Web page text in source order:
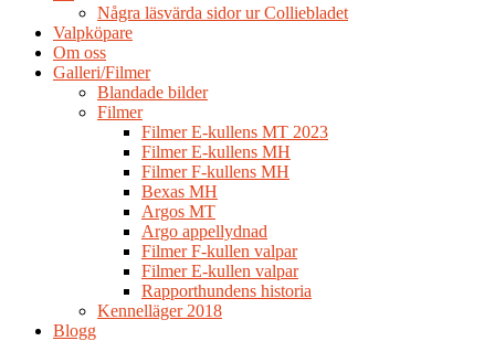
Några läsvärda sidor ur Colliebladet
Valpköpare
Om oss
Galleri/Filmer
Blandade bilder
Filmer
Filmer E-kullens MT 2023
Filmer E-kullens MH
Filmer F-kullens MH
Bexas MH
Argos MT
Argo appellydnad
Filmer F-kullen valpar
Filmer E-kullen valpar
Rapporthundens historia
Kennelläger 2018
Blogg